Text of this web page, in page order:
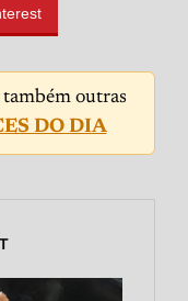
também outras
DO DIA